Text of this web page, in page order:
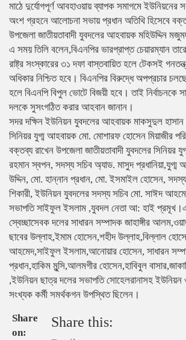
মাঠে দুর্যোগপূর্ণ আবহাওয়ায় ব্যাপক সমাগমে ইউনিয়নের
অংশ গ্রহনে আলোচনা সভায় প্রধান অতিথি হিসেবে
উপজেলা জাতীয়তাবাদী যুবদলের আহবায়ক মহিউদ্দিন
এ সময় তিলি বলেন,বিএনপির ভারপ্রাপ্ত চেয়ারম্যান
রাষ্ট্র সংস্কারের ৩১ দফা বাস্তবায়িত হলে টেকসই
অধিকার নিশ্চিত হবে। বিএনপির বিরুদ্ধে অপপ্রচার
হলে বিএনপি বিপুল ভোটে বিজয়ী হবে। তাই নির্বাচনকে
দলকে সুসংগঠিত করার আহবান জানান।
সদর দক্ষিন ইউনিয়ন যুবদলের আহবায়ক মাকসুদুল হাসান
সিনিয়র যুগ্ম আহবায়ক মো. মোশারফ হোসেন মিয়াজীর
বক্তব্য রাখেন উপজেলা জাতীয়তাবাদী যুবদলের সিনিয়র
রহমান স্বপন, সদস্য সচিব অ্যাড. মাসুদ প্রধানিয়া,যুগ্ম
উদ্দিন, মো. হান্নান প্রধান, মো. ইসমাইল হোসেন,
শিকারী, ইউনিয়ন যুবদলের সদস্য সচিব মো. সাঈদ
সভাপতি সাইফুল ইসলাম ,যুবদল নেতা আ: হাই
স্বেচ্ছাসেবক দলের সাধারন সম্পাদক জাহাঙ্গীর
ছাবের উল্লাহ,ইমাম হোসেন,শহীদ উল্লাহ,বিল্লাল
আহমেদ,সাইফুল ইসলাম,আনোয়ার হোসেন, সাধারন
প্রধান,হাকিম মুন্সি,আলমগীর হোসেন,হাবিবুল
,ইউনিয়ন ছাত্র দলের সভাপতি সোহেলরানাসহ ইউনিয়ন
সংখ্যক কর্মী সমর্থকগন উপস্থিত ছিলেন।
Share
on:
Share this: